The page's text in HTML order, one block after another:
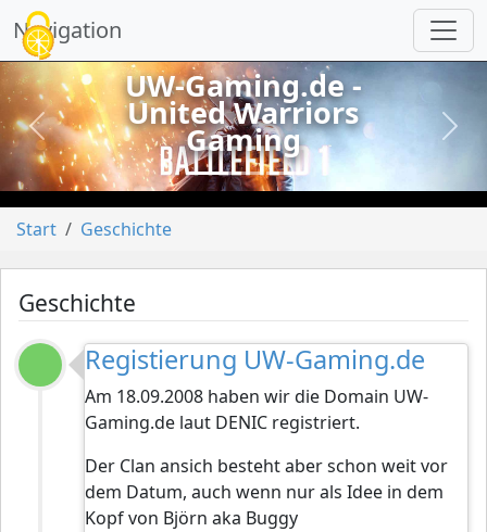
Navigation
vorheriges
UW-Gaming.de -
United Warriors
Gaming
Start Geschichte
Geschichte
Registierung UW-Gaming.de
Am 18.09.2008 haben wir die Domain UW-
Gaming.de laut DENIC registriert.
Der Clan ansich besteht aber schon weit vor
dem Datum, auch wenn nur als Idee in dem
Kopf von Björn aka Buggy
Cookie-Einstellungen